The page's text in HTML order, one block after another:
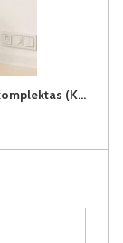
SORENTO-II-GARDEROBA prieškambario komplektas (Kairinis)